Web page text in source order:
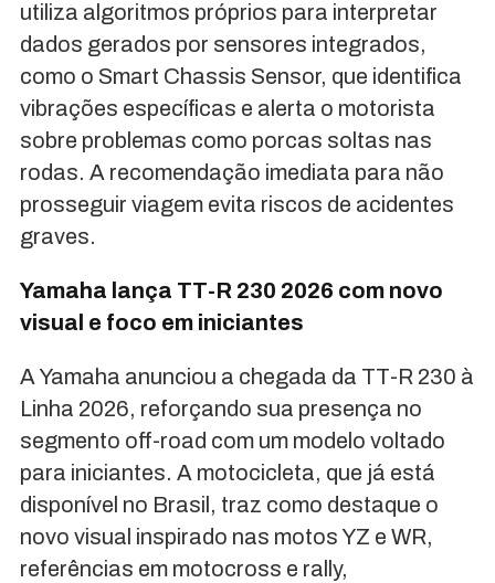
utiliza algoritmos próprios para interpretar
dados gerados por sensores integrados,
como o Smart Chassis Sensor, que identifica
vibrações específicas e alerta o motorista
sobre problemas como porcas soltas nas
rodas. A recomendação imediata para não
prosseguir viagem evita riscos de acidentes
graves.
Yamaha lança TT-R 230 2026 com novo
visual e foco em iniciantes
A Yamaha anunciou a chegada da TT-R 230 à
Linha 2026, reforçando sua presença no
segmento off-road com um modelo voltado
para iniciantes. A motocicleta, que já está
disponível no Brasil, traz como destaque o
novo visual inspirado nas motos YZ e WR,
referências em motocross e rally,